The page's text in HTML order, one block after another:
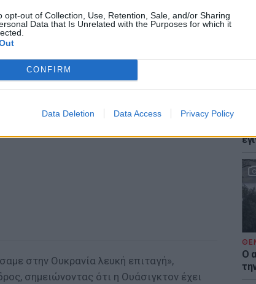
opt-out of Collection, Use, Retention, Sale, and/or Sharing
Data that Is Unrelated with the Purposes for which it
CONFIRM
Data Deletion Data Access Privacy Policy
Ο
Ο
στην Ουκρανία λευκή επιταγή»,
σημειώνοντας ότι η Ουάσιγκτον έχει